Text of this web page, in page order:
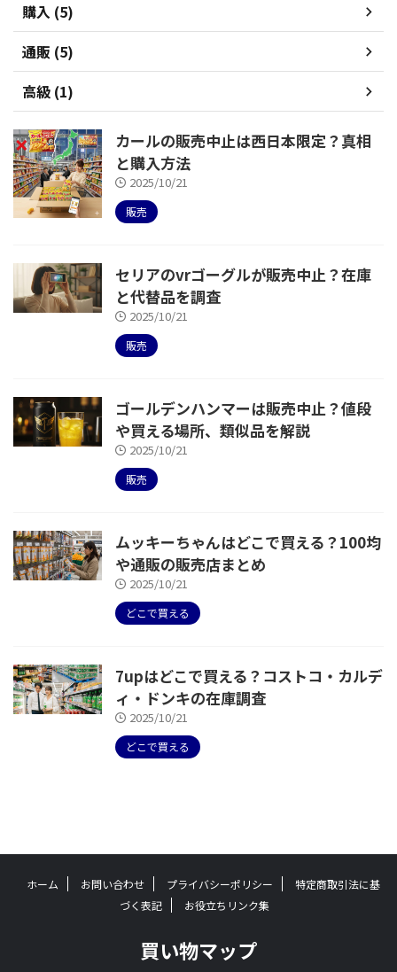
購入 (5)
通販 (5)
高級 (1)
カールの販売中止は西日本限定？真相
と購入方法
2025/10/21
販売
セリアのvrゴーグルが販売中止？在庫
と代替品を調査
2025/10/21
販売
ゴールデンハンマーは販売中止？値段
や買える場所、類似品を解説
2025/10/21
販売
ムッキーちゃんはどこで買える？100均
や通販の販売店まとめ
2025/10/21
どこで買える
7upはどこで買える？コストコ・カルデ
ィ・ドンキの在庫調査
2025/10/21
どこで買える
ホーム お問い合わせ プライバシーポリシー
特定商取引法に基
づく表記
お役立ちリンク集
買い物マップ